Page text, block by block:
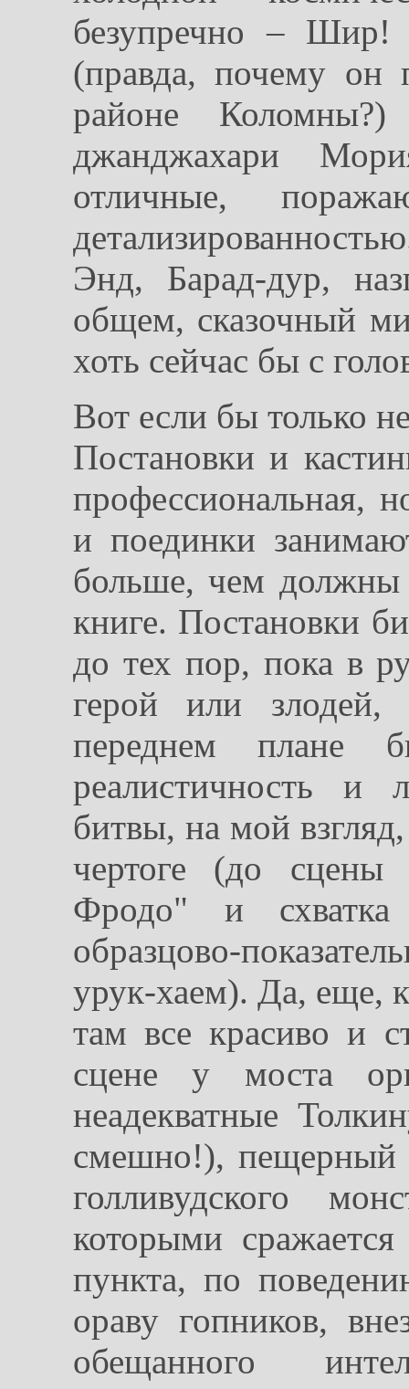
безупречно –
(правда, почему
районе
джанджахари
отличные,
Энд, Барад-дур,
общем, сказочный
хоть сейчас бы с
Вот если бы только
Постановки и
профессиональная,
и поединки
больше, чем должны
книге. Постановки
до тех пор, пока в
герой или злодей,
переднем плане
реалистичность и
битвы, на мой
чертоге (до сцены
Фродо" и
образцово-
урук-хаем). Да, еще,
там все красиво и
сцене у моста
неадекватные
смешно!), пещерный
голливудского
которыми
пункта, по
ораву гопников,
обещанного